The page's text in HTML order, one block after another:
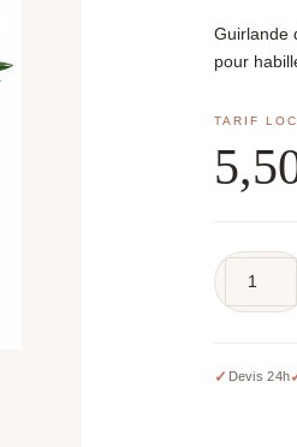
Guirlande
pour
artificiel
✓ Devis 24h